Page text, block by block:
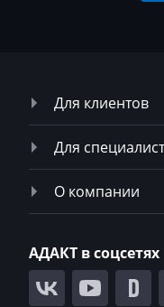
Для клиентов
Для
О компании
АДАКТ в соцсетях